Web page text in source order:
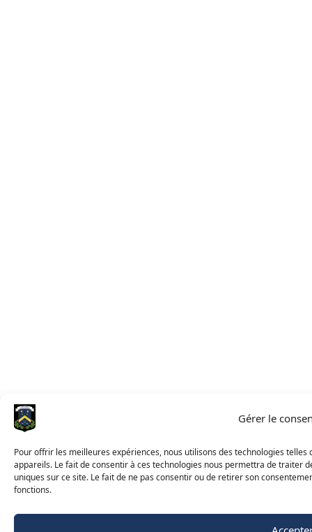
Gérer le
Pour offrir les meilleures expériences, nous utilisons des technologies
appareils. Le fait de consentir à ces technologies nous permettra de traiter
uniques sur ce site. Le fait de ne pas consentir ou de retirer son
fonctions.